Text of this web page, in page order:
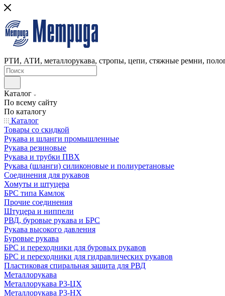
РТИ, АТИ, металлорукава, стропы, цепи, стяжные ремни,
Каталог
По всему сайту
По каталогу
Каталог
Товары со скидкой
Рукава и шланги промышленные
Рукава резиновые
Рукава и трубки ПВХ
Рукава (шланги) силиконовые и полиуретановые
Соединения для рукавов
Хомуты и штуцера
БРС типа Камлок
Прочие соединения
Штуцера и ниппели
РВД, буровые рукава и БРС
Рукава высокого давления
Буровые рукава
БРС и переходники для буровых рукавов
БРС и переходники для гидравлических рукавов
Пластиковая спиральная защита для РВД
Металлорукава
Металлорукава Р3-ЦХ
Металлорукава Р3-НХ